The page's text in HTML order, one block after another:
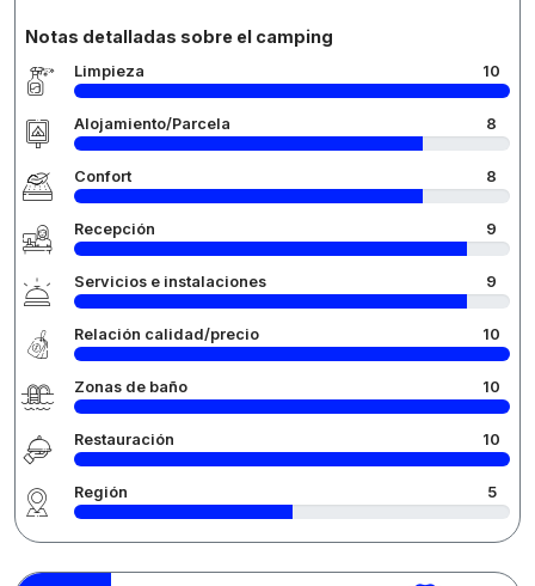
Notas detalladas sobre el camping
Limpieza 10
Alojamiento/Parcela 8
Confort 8
Recepción 9
Servicios e instalaciones 9
Relación calidad/precio 10
Zonas de baño 10
Restauración 10
Región 5